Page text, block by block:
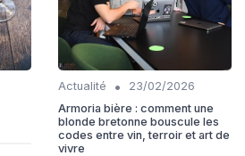
Actualité •
23/02/2026
Armoria bière : comment une
blonde bretonne bouscule les
codes entre vin, terroir et art de
vivre